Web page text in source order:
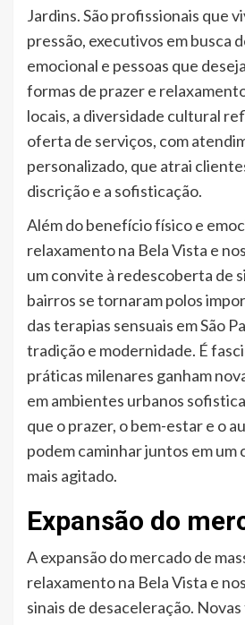
Jardins. São profissionais que
pressão, executivos em busca
emocional e pessoas que
formas de prazer e
locais, a diversidade cultural
oferta de serviços, com
personalizado, que atrai
discrição e a sofisticação.
Além do benefício físico e
relaxamento na Bela Vista e
um convite à redescoberta de
bairros se tornaram polos
das terapias sensuais em São
tradição e modernidade. É
práticas milenares ganham
em ambientes urbanos
que o prazer, o bem-estar e o
podem caminhar juntos em um
mais agitado.
Expansão do
A expansão do mercado de
relaxamento na Bela Vista e
sinais de desaceleração.